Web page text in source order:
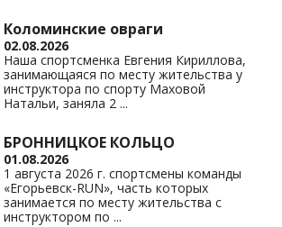
Коломинские овраги
02.08.2026
Наша спортсменка Евгения Кириллова,
занимающаяся по месту жительства у
инструктора по спорту Маховой
Натальи, заняла 2 ...
БРОННИЦКОЕ КОЛЬЦО
01.08.2026
1 августа 2026 г. спортсмены команды
«Егорьевск-RUN», часть которых
занимается по месту жительства с
инструктором по ...